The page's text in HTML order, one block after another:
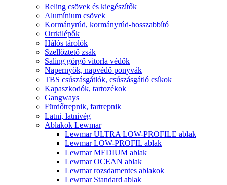
Reling csövek és kiegészítők
Alumínium csövek
Kormányrúd, kormányrúd-hosszabbító
Orrkilépők
Hálós tárolók
Szellőztető zsák
Saling görgő vitorla védők
Napernyők, napvédő ponyvák
TBS csúszásgátlók, csúszásgátló csíkok
Kapaszkodók, tartozékok
Gangways
Fürdőtrepnik, fartrepnik
Latni, latnivég
Ablakok Lewmar
Lewmar ULTRA LOW-PROFILE ablak
Lewmar LOW-PROFIL ablak
Lewmar MEDIUM ablak
Lewmar OCEAN ablak
Lewmar rozsdamentes ablakok
Lewmar Standard ablak